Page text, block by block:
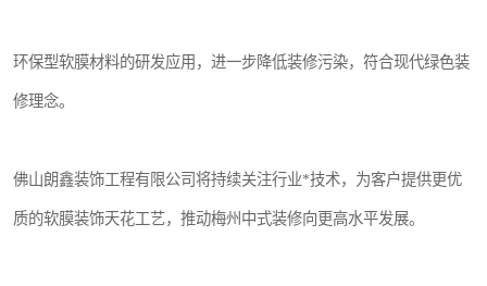
环保型软膜材料的研发应用，进一步降低装修污染，符合现代绿色装
修理念。
佛山朗鑫装饰工程有限公司将持续关注行业*技术，为客户提供更优
质的软膜装饰天花工艺，推动梅州中式装修向更高水平发展。